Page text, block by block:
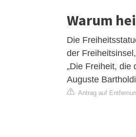
Warum
Die
der
„Die Freiheit, die
Auguste
Antrag auf